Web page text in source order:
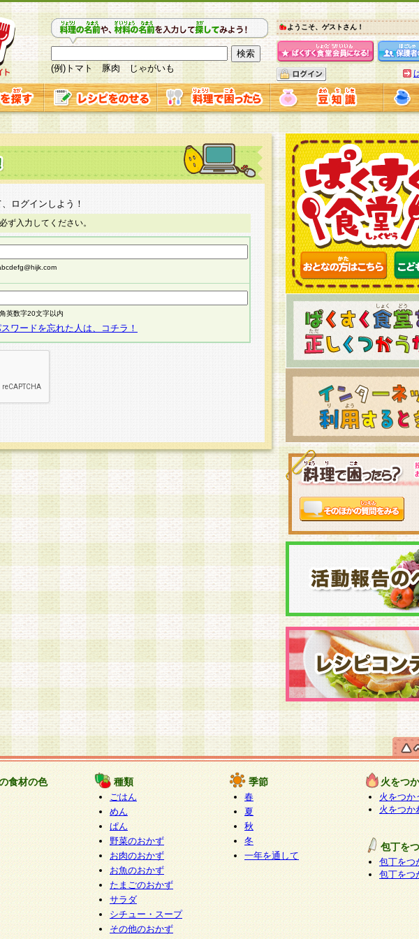
(例)トマト 豚肉 じゃがいも
ようこそ、ゲストさん！
ログインしよう！
ず入力してください。
英数字20文字以内
ワードを忘れた人は、コチラ！
食材の色 種類
ごはん
めん
ぱん
野菜のおかず
お肉のおかず
お魚のおかず
たまごのおかず
サラダ
シチュー・スープ
その他のおかず
季節
春
夏
秋
冬
一年を通して
火をつ
火をつか
火をつか
包丁を
包丁をつ
包丁をつ